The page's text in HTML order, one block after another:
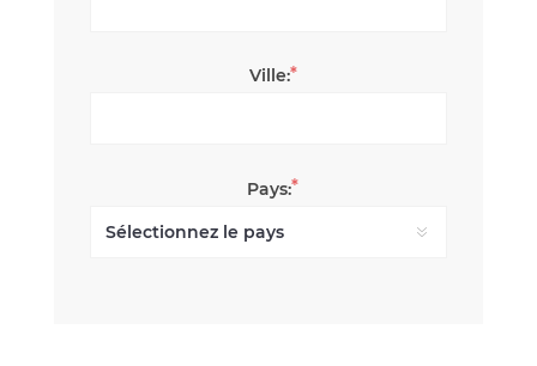
Ville:*
Pays:*